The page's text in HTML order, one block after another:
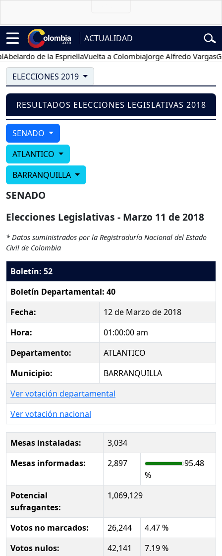
ACTUALIDAD
de la EspriellaVuelta a ColombiaJorge Alfredo Vargas
ELECCIONES 2019
RESULTADOS ELECCIONES LEGISLATIVAS 2018
SENADO
ATLANTICO
BARRANQUILLA
SENADO
Elecciones Legislativas - Marzo 11 de 2018
* Datos suministrados por la Registraduría Nacional del Estado
Civil de Colombia
Boletín: 52
Boletín Departamental: 40
Fecha:
12 de Marzo de 2018
Hora:
01:00:00 am
Departamento:
ATLANTICO
Municipio:
BARRANQUILLA
Ver votación departamental
Ver votación nacional
Mesas instaladas:
3,034
Mesas informadas:
2,897
95.48
%
Potencial
sufragantes:
1,069,129
Votos no marcados: 26,244
4.47 %
Votos nulos:
42,141
7.19 %